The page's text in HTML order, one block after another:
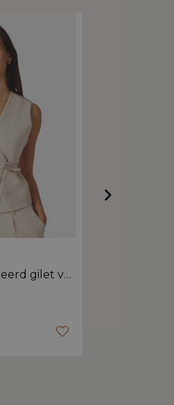
Samara – Getailleerd gilet van Neo Noir met striksluiting